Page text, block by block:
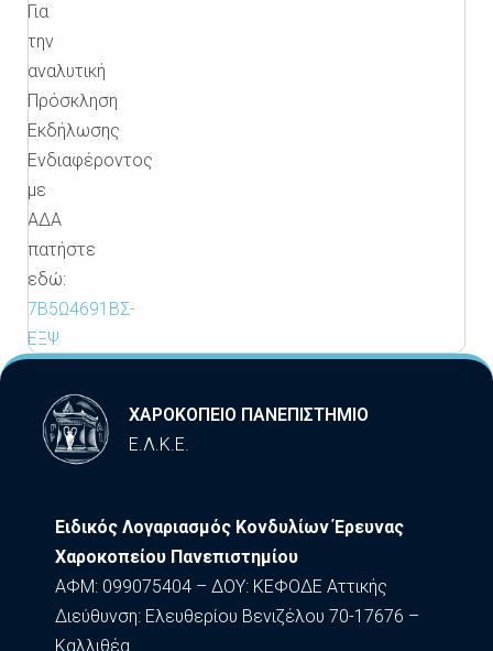
Για
την
αναλυτική
Πρόσκληση
Εκδήλωσης
Ενδιαφέροντος
με
ΑΔΑ
πατήστε
εδώ:
7Β5Ω4691ΒΣ-
ΕΞΨ
ΧΑΡΟΚΟΠΕΙΟ ΠΑΝΕΠΙΣΤΗΜΙΟ
Ε.Λ.Κ.Ε.
Ειδικός Λογαριασμός Κονδυλίων Έρευνας
Χαροκοπείου Πανεπιστημίου
ΑΦΜ: 099075404 – ΔΟΥ: ΚΕΦΟΔΕ Αττικής
Διεύθυνση: Ελευθερίου Βενιζέλου 70-17676 –
Καλλιθέα